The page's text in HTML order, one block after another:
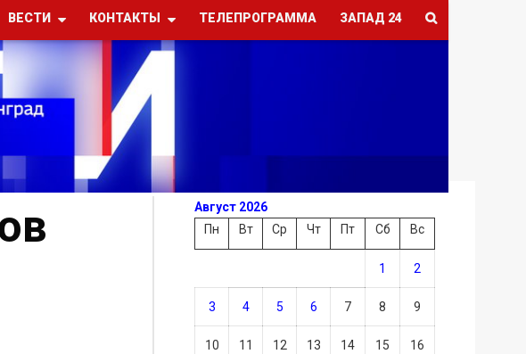
ВЕСТИ КОНТАКТЫ ТЕЛЕПРОГРАММА ЗАПАД 24
Август 2026
Пн
Вт Ср Чт Пт Сб Вс
1 2
3 4 5 6 7 8 9
10 11 12 13 14 15 16